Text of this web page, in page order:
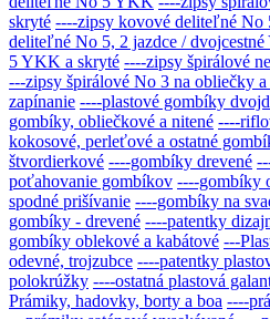
skryté ----zipsy kovové deliteľné
deliteľné No 5, 2 jazdce /
5 YKK a skryté ----zipsy špirálové
---zipsy špirálové No 3 na obliečky a
zapínanie ----plastové gombíky
gombíky, obliečkové a nitené ----
kokosové, perleťové a ostatné
štvordierkové ----gombíky drevené
poťahovanie gombíkov ----gombíky
spodné prišívanie ----gombíky na
gombíky - drevené ----patentky
gombíky oblekové a kabátové ---
odevné, trojzubce ----patentky
polokrúžky ----ostatná plastová
Prámiky, hadovky, borty a boa ----